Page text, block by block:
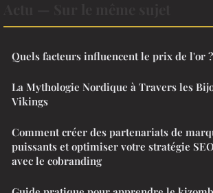
Quels facteurs influencent le prix de l'or ?
La Mythologie Nordique à Travers les
Vikings
Comment créer des partenariats de
puissants et optimiser votre stratégie SEO
avec le cobranding